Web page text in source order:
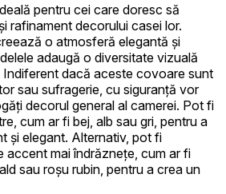
pentru cei care doresc să
rafinament decorului casei lor.
o atmosferă elegantă și
adaugă o diversitate vizuală
dacă aceste covoare sunt
sau sufragerie, cu siguranță vor
decorul general al camerei. Pot fi
cum ar fi bej, alb sau gri, pentru a
și elegant. Alternativ, pot fi
accent mai îndrăznețe, cum ar fi
sau roșu rubin, pentru a crea un